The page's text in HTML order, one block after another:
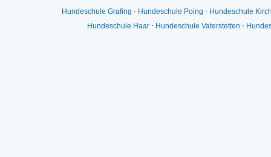
Hundeschule Grafing ⋅ Hundeschule Poing ⋅ Hundeschule
Hundeschule Haar ⋅ Hundeschule Vaterstetten ⋅